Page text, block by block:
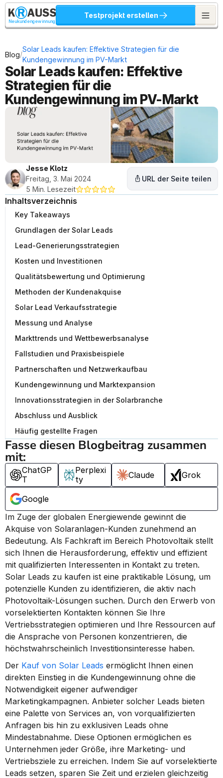
Neukundengewinnung
Testprojekt erstellen
Blog/
Solar Leads kaufen: Effektive Strategien für die
Kundengewinnung im PV-Markt
Solar Leads kaufen: Effektive
Strategien für die
Kundengewinnung im PV-Markt
Jesse Klotz
Freitag, 3. Mai 2024
5 Min. Lesezeit
URL der Seite teilen
Inhaltsverzeichnis
Key Takeaways
Grundlagen der Solar Leads
Lead-Generierungsstrategien
Kosten und Investitionen
Qualitätsbewertung und Optimierung
Methoden der Kundenakquise
Solar Lead Verkaufsstrategie
Messung und Analyse
Markttrends und Wettbewerbsanalyse
Fallstudien und Praxisbeispiele
Partnerschaften und Netzwerkaufbau
Kundengewinnung und Marktexpansion
Innovationsstrategien in der Solarbranche
Abschluss und Ausblick
Häufig gestellte Fragen
Fasse diesen Blogbeitrag zusammen
mit:
ChatGP
T
Perplexi
ty
Claude Grok
Google
Im Zuge der globalen Energiewende gewinnt die
Akquise von Solaranlagen-Kunden zunehmend an
Bedeutung. Als Fachkraft im Bereich Photovoltaik stellt
sich Ihnen die Herausforderung, effektiv und effizient
mit qualifizierten Interessenten in Kontakt zu treten.
Solar Leads zu kaufen ist eine praktikable Lösung, um
potenzielle Kunden zu identifizieren, die aktiv nach
Photovoltaik-Lösungen suchen. Durch den Erwerb von
vorselektierten Kontakten können Sie Ihre
Vertriebsstrategien optimieren und Ihre Ressourcen auf
die Ansprache von Personen konzentrieren, die
höchstwahrscheinlich Investitionsinteresse haben.
Der Kauf von Solar Leads ermöglicht Ihnen einen
direkten Einstieg in die Kundengewinnung ohne die
Notwendigkeit eigener aufwendiger
Marketingkampagnen. Anbieter solcher Leads bieten
eine Palette von Services an, von vorqualifizierten
Anfragen bis hin zu exklusiven Leads ohne
Mindestabnahme. Diese Optionen ermöglichen es
Unternehmen jeder Größe, ihre Marketing- und
Vertriebsziele zu erreichen. Indem Sie auf vorselektierte
Leads setzen, sparen Sie Zeit und erzielen gleichzeitig